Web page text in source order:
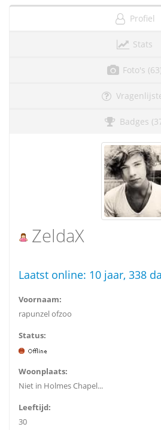
Profiel
Stats
Foto's (63)
Badges
ZeldaX
Laatst online: 10 jaar, 338
Voornaam:
rapunzel ofzoo
Status:
Woonplaats:
Niet in Holmes Chapel...
Leeftijd:
30